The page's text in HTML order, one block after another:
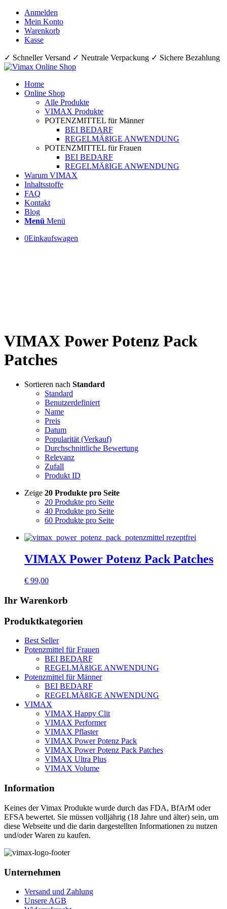
Anmelden
Mein Konto
Warenkorb
Kasse
✓ Schneller Versand ✓ Neutrale Verpackung ✓ Sichere Bezahlung
Home
Online Shop
Alle Produkte
VIMAX Produkte
POTENZMITTEL für Männer
BEI BEDARF
REGELMÄßIGE ANWENDUNG
POTENZMITTEL für Frauen
BEI BEDARF
REGELMÄßIGE ANWENDUNG
Warum VIMAX
Inhaltsstoffe
FAQ
Kontakt
Blog
Menü Menü
0Einkaufswagen
VIMAX Power Potenz Pack
Patches
Sortieren nach Standard
Standard
Benutzerdefiniert
Name
Preis
Datum
Popularität (Verkauf)
Durchschnittliche Bewertung
Relevanz
Zufall
Produkt ID
Zeige 20 Produkte pro Seite
20 Produkte pro Seite
40 Produkte pro Seite
60 Produkte pro Seite
VIMAX Power Potenz Pack Patches
€ 99,00
Produkt
mehrere
Varianten
Die
Optionen
können
der
Produktseite
gewählt
werden
Ihr Warenkorb
Produktkategorien
Best Seller
Potenzmittel für Frauen
BEI BEDARF
REGELMÄßIGE ANWENDUNG
Potenzmittel für Männer
BEI BEDARF
REGELMÄßIGE ANWENDUNG
VIMAX
VIMAX Happy Clit
VIMAX Performer
VIMAX Pflaster
VIMAX Power Potenz Pack
VIMAX Power Potenz Pack Patches
VIMAX Ultra Plus
VIMAX Volume
Information
Keines der Vimax Produkte wurde durch das FDA, BfArM oder
EFSA bewertet. Sie müssen volljährig (18 Jahre und älter) sein, um
diese Webseite und die darin dargestellten Informationen zu nutzen
und/oder Waren zu kaufen.
Unternehmen
Versand und Zahlung
Unsere AGB